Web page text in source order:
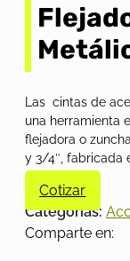
Las cintas de
una herramienta
flejadora o
y 3/4″, fabricada
Cotizar
Categorías:
Comparte en: